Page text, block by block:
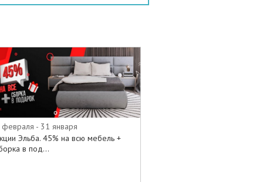
- 31 января
Эльба. 45% на всю мебель +
в под...